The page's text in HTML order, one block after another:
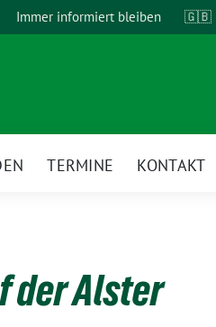
Immer informiert bleiben 🇬🇧
TERMINE KONTAKT
der Alster